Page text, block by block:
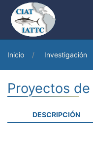
Inicio Investigación
Proyectos
DESCRIPCIÓN